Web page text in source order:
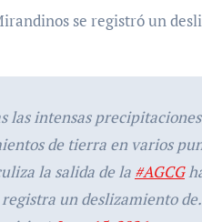
se registró un
las intensas
de tierra en varios
la salida de la #AGCG
un deslizamiento